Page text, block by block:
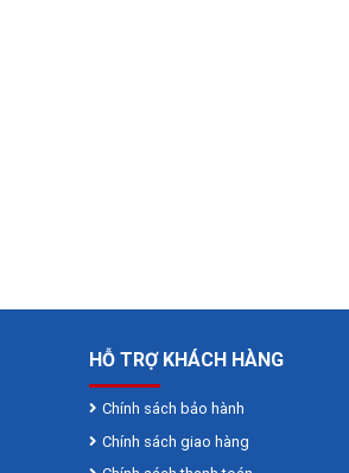
HỖ TRỢ KHÁCH HÀNG
Chính sách bảo hành
Chính sách giao hàng